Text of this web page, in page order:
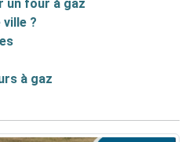
un four à gaz
ville ?
à gaz